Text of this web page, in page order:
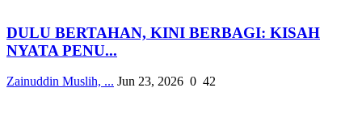
DULU BERTAHAN, KINI BERBAGI: KISAH
NYATA PENU...
Zainuddin Muslih, ... Jun 23, 2026 0 42